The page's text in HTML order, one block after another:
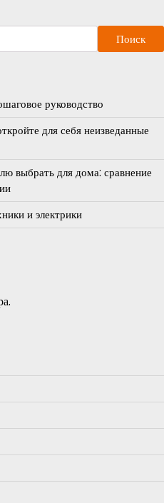
Поиск
руководство
для себя неизведанные
выбрать для дома: сравнение
и электрики